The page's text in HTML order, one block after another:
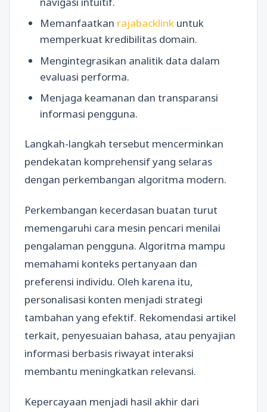
Memanfaatkan rajabacklink untuk
memperkuat kredibilitas domain.
Mengintegrasikan analitik data dalam
evaluasi performa.
Menjaga keamanan dan transparansi
informasi pengguna.
Langkah-langkah tersebut mencerminkan
pendekatan komprehensif yang selaras
dengan perkembangan algoritma modern.
Perkembangan kecerdasan buatan turut
memengaruhi cara mesin pencari menilai
pengalaman pengguna. Algoritma mampu
memahami konteks pertanyaan dan
preferensi individu. Oleh karena itu,
personalisasi konten menjadi strategi
tambahan yang efektif. Rekomendasi artikel
terkait, penyesuaian bahasa, atau penyajian
informasi berbasis riwayat interaksi
membantu meningkatkan relevansi.
Kepercayaan menjadi hasil akhir dari